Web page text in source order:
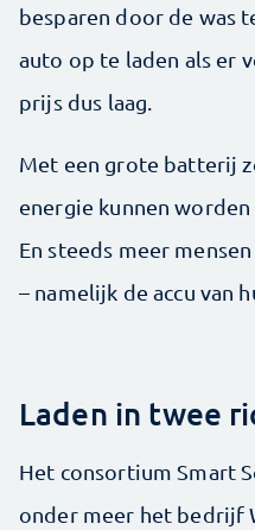
besparen door de was
auto op te laden als er
prijs dus laag.
Met een grote batterij
energie kunnen
En steeds meer
– namelijk de accu van
Laden in twee
Het consortium Smart
onder meer het bedrijf